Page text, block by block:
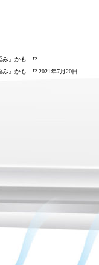
み』かも…!?
み』かも…!? 2021年7月20日